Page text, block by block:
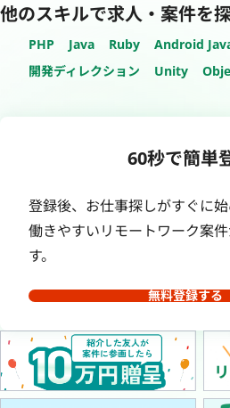
他のスキルで求人・案件を
PHP Java Ruby Android
開発ディレクション
Unity
60秒で簡単
登録後、お仕事探しがすぐに始
働きやすいリモートワーク案
す。
無料登録する